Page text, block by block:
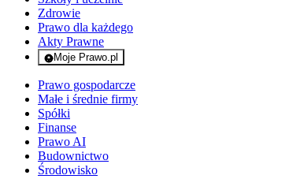
Zdrowie
Prawo dla każdego
Akty Prawne
Moje Prawo.pl
- rejestracja i logowanie do serwisu
Prawo gospodarcze
Małe i średnie firmy
Spółki
Finanse
Prawo AI
Budownictwo
Środowisko